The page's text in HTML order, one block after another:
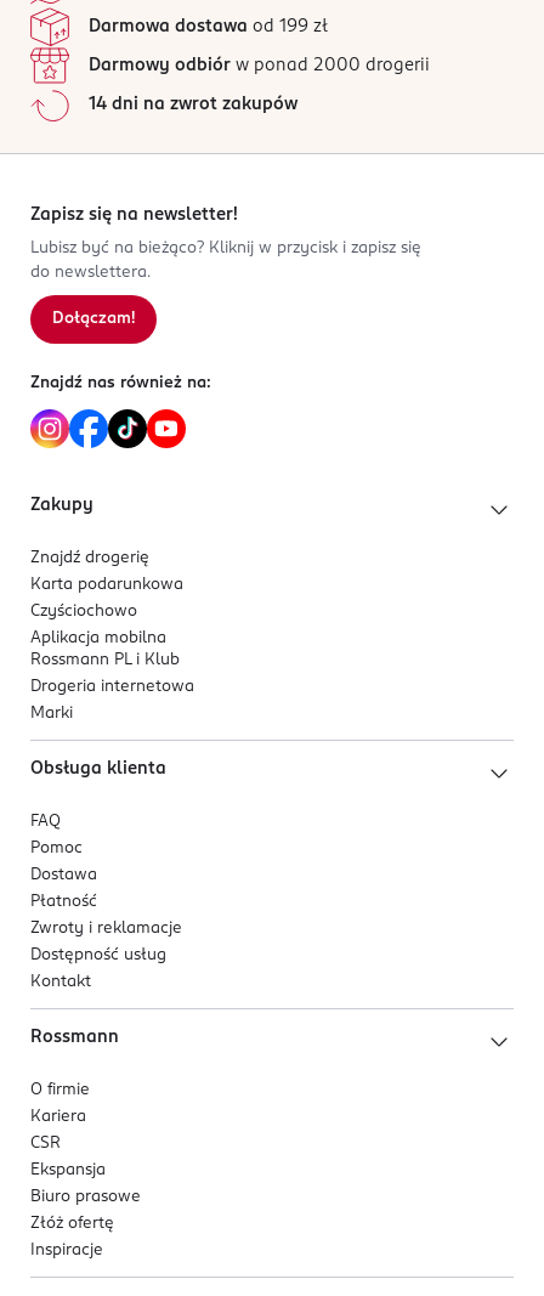
jeszcze prostsze. Szczególnie polecany dla osób z
cienkimi włosami. Zawiera związki krzemionki o
właściwościach matujących.
Unikać kontaktu z oczami. Jeśli produkt powoduje
uczulenie, przerwać jego stosowanie.
OSOBA/PODMIOT ODPOWIEDZIALNY
Kod EAN
4 067971 053806
Jak działają opinie?
Darmowa dostawa od 199 zł
Darmowy odbiór w ponad 2000 drogerii
14 dni na zwrot zakupów
Zapisz się na newsletter!
Lubisz być na bieżąco? Kliknij w przycisk i zapisz się
do newslettera.
Dołączam!
Znajdź nas również na:
Zakupy
Znajdź drogerię
Karta podarunkowa
Czyściochowo
Aplikacja mobilna
Rossmann PL i Klub
Drogeria internetowa
Marki
Obsługa klienta
FAQ
Pomoc
Dostawa
Płatność
Zwroty i reklamacje
Dostępność usług
Kontakt
Rossmann
O firmie
Kariera
CSR
Ekspansja
Biuro prasowe
Złóż ofertę
Inspiracje